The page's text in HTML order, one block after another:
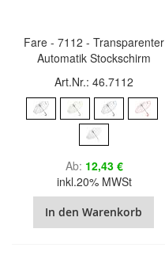
Fare - 7112 - Transparenter
Automatik Stockschirm
Art.Nr.: 46.7112
Ab 12,43 €
inkl.20% MWSt
In den Warenkorb